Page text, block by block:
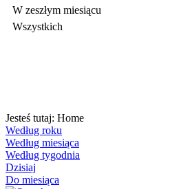
W zeszłym miesiącu
Wszystkich
Jesteś tutaj: Home
Według roku
Według miesiąca
Według tygodnia
Dzisiaj
Do miesiąca